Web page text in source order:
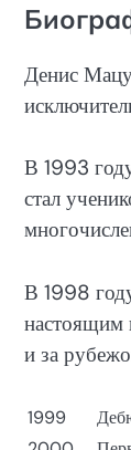
Денис
В 1993
стал
В 1998
настоящим
и за
1999